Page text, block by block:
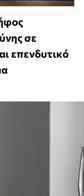
σε
επενδυτικό